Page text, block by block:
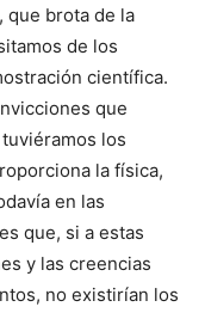
que brota de la
de los
científica.
que
los
la física,
en las
que, si a estas
y las creencias
no existirían los